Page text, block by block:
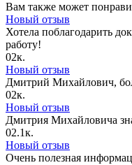
Вам также может
Новый отзыв
Хотела поблагодарить
работу!
02к.
Новый отзыв
Дмитрий Михайлович,
02к.
Новый отзыв
Дмитрия Михайловича
02.1к.
Новый отзыв
Очень полезная